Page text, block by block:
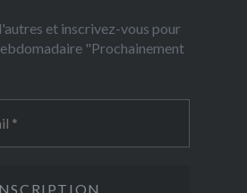
et inscrivez-vous pour
"Prochainement